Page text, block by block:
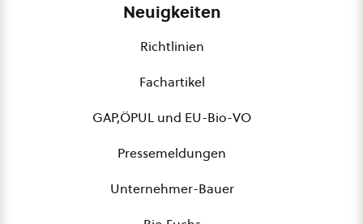
Neuigkeiten
Richtlinien
Fachartikel
GAP,ÖPUL und EU-Bio-VO
Pressemeldungen
Unternehmer-Bauer